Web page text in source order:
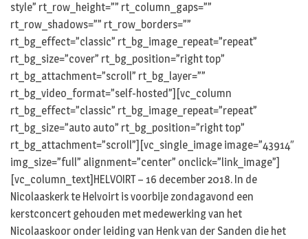
style” rt_row_height=”” rt_column_gaps=””
rt_row_shadows=”” rt_row_borders=””
rt_bg_effect=”classic” rt_bg_image_repeat=”repeat”
rt_bg_size=”cover” rt_bg_position=”right top”
rt_bg_attachment=”scroll” rt_bg_layer=””
rt_bg_video_format=”self-hosted”][vc_column
rt_bg_effect=”classic” rt_bg_image_repeat=”repeat”
rt_bg_size=”auto auto” rt_bg_position=”right top”
rt_bg_attachment=”scroll”][vc_single_image image=”43914″
img_size=”full” alignment=”center” onclick=”link_image”]
[vc_column_text]HELVOIRT – 16 december 2018. In de
Nicolaaskerk te Helvoirt is voorbije zondagavond een
kerstconcert gehouden met medewerking van het
Nicolaaskoor onder leiding van Henk van der Sanden die het